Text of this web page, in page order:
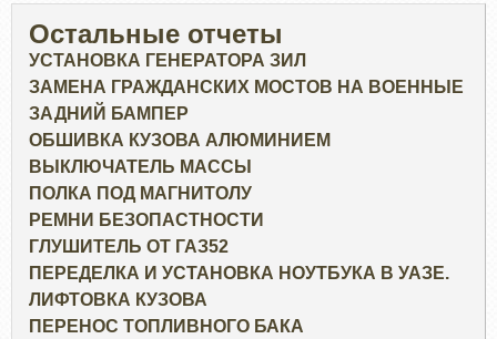
Остальные отчеты
УСТАНОВКА ГЕНЕРАТОРА ЗИЛ
ЗАМЕНА ГРАЖДАНСКИХ МОСТОВ НА ВОЕННЫЕ
ЗАДНИЙ БАМПЕР
ОБШИВКА КУЗОВА АЛЮМИНИЕМ
ВЫКЛЮЧАТЕЛЬ МАССЫ
ПОЛКА ПОД МАГНИТОЛУ
РЕМНИ БЕЗОПАСТНОСТИ
ГЛУШИТЕЛЬ ОТ ГАЗ52
ПЕРЕДЕЛКА И УСТАНОВКА НОУТБУКА В УАЗЕ.
ЛИФТОВКА КУЗОВА
ПЕРЕНОС ТОПЛИВНОГО БАКА